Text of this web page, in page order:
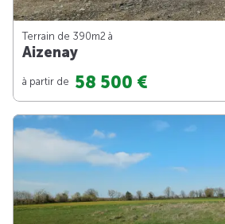
Terrain de 390m2 à
Aizenay
à partir de 58 500 €